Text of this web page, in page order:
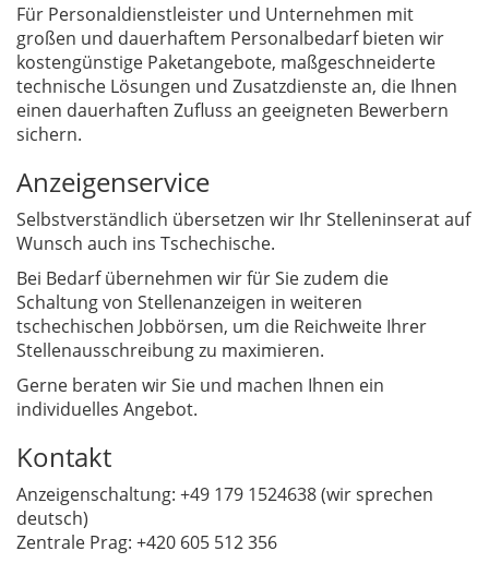
Für Personaldienstleister und Unternehmen mit
großen und dauerhaftem Personalbedarf bieten wir
kostengünstige Paketangebote, maßgeschneiderte
technische Lösungen und Zusatzdienste an, die Ihnen
einen dauerhaften Zufluss an geeigneten Bewerbern
sichern.
Anzeigenservice
Selbstverständlich übersetzen wir Ihr Stelleninserat auf
Wunsch auch ins Tschechische.
Bei Bedarf übernehmen wir für Sie zudem die
Schaltung von Stellenanzeigen in weiteren
tschechischen Jobbörsen, um die Reichweite Ihrer
Stellenausschreibung zu maximieren.
Gerne beraten wir Sie und machen Ihnen ein
individuelles Angebot.
Kontakt
Anzeigenschaltung: +49 179 1524638 (wir sprechen
deutsch)
Zentrale Prag: +420 605 512 356